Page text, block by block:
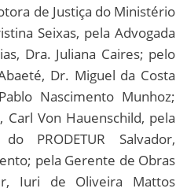
de Justiça do Ministério
Seixas, pela Advogada
Dra. Juliana Caires; pelo
Dr. Miguel da Costa
Nascimento Munhoz;
Von Hauenschild, pela
PRODETUR Salvador,
pela Gerente de Obras
Iuri de Oliveira Mattos